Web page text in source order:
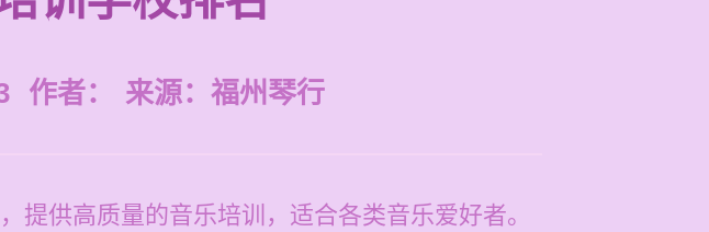
作者： 来源： 福州琴行
提供高质量的音乐培训，适合各类音乐爱好者。